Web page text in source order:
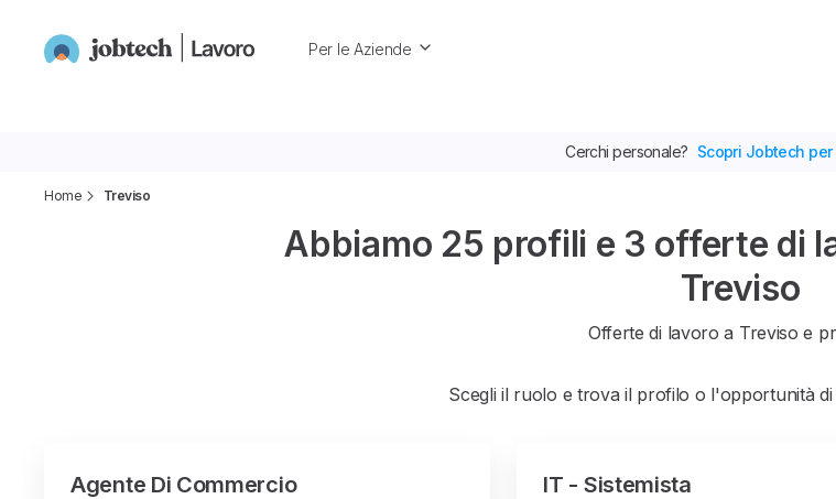
Per le Aziende
Home Treviso
Abbiamo 25 profili e 3 offerte di
Treviso
Offerte di lavoro a Treviso e
Scegli il ruolo e trova il profilo o l'opportunità
Agente Di Commercio IT - Sistemista
Cerchi personale? Scopri Jobtech